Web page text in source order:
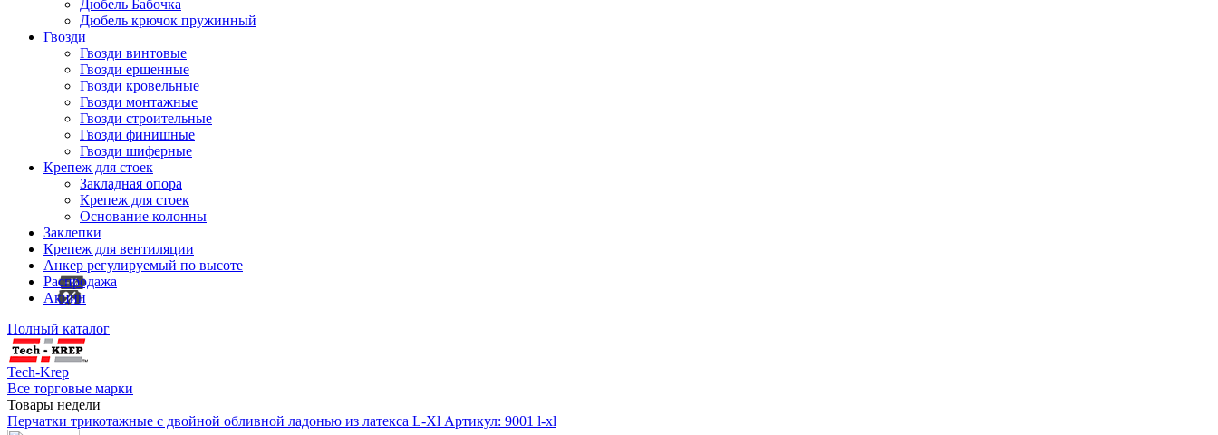
Дюбель Бабочка
Дюбель крючок пружинный
Гвозди
Гвозди винтовые
Гвозди ершенные
Гвозди кровельные
Гвозди монтажные
Гвозди строительные
Гвозди финишные
Гвозди шиферные
Крепеж для стоек
Закладная опора
Крепеж для стоек
Основание колонны
Заклепки
Крепеж для вентиляции
Анкер регулируемый по высоте
Распродажа
Акции
Полный каталог
Tech-Krep
Все торговые марки
Товары недели
Перчатки трикотажные с двойной обливной ладонью из латекса L-Xl Артикул: 9001 l-xl